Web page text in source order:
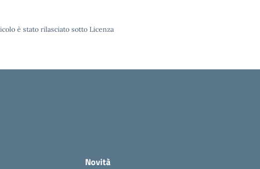
è stato rilasciato sotto Licenza
Novità